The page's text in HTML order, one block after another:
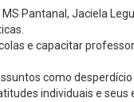
Pantanal, Jaciela
e capacitar
como
individuais e